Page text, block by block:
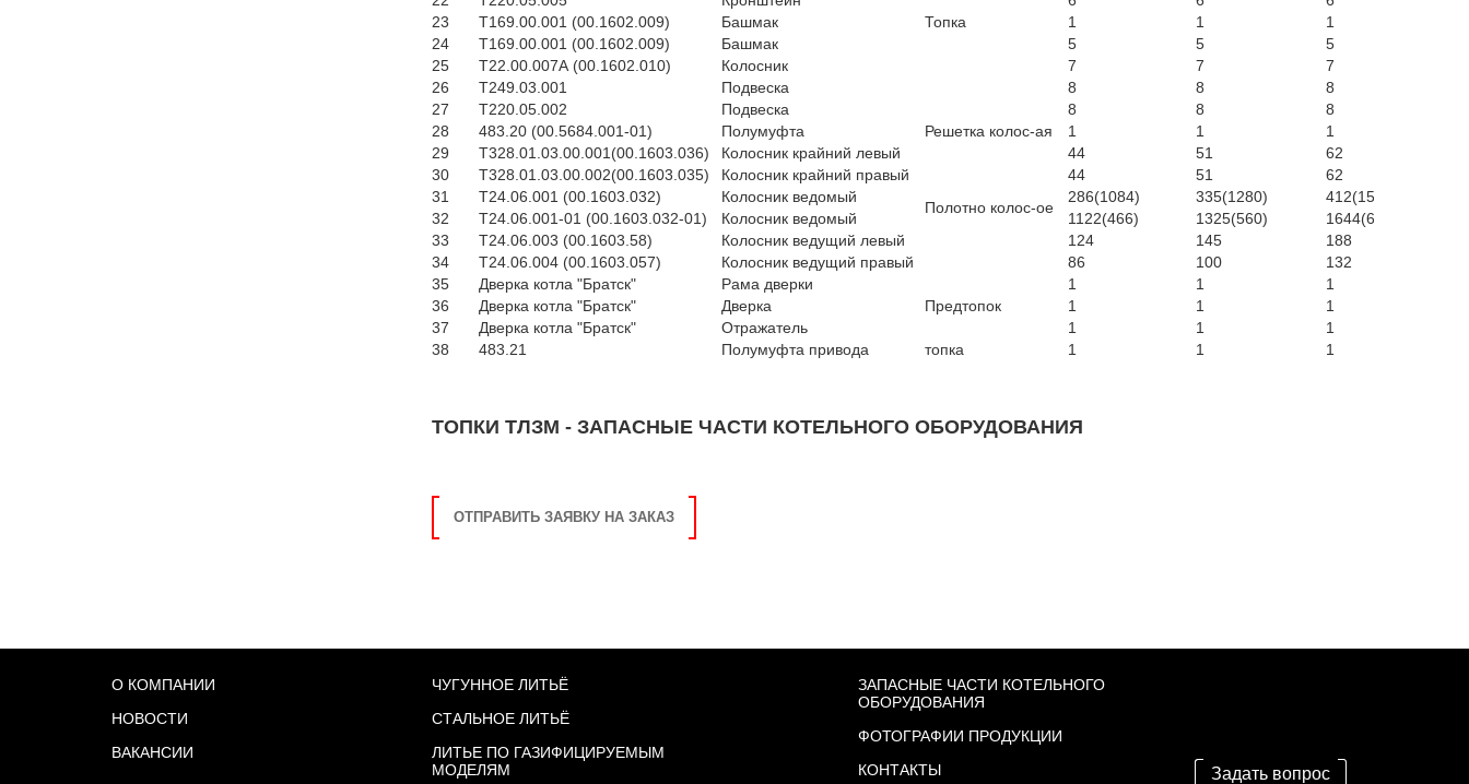
Топка
23
Т169.00.001 (00.1602.009) Башмак 1 1 1
24
Т169.00.001 (00.1602.009) Башмак 5 5 5
25
Т22.00.007А (00.1602.010) Колосник 7 7 7
26
Т249.03.001 Подвеска 8 8 8
27
Т220.05.002 Подвеска 8 8 8
28
483.20 (00.5684.001-01) Полумуфта Решетка колос-ая 1 1 1
29
Т328.01.03.00.001(00.1603.036) Колосник крайний левый
Полотно колос-ое
44 51 62
30
Т328.01.03.00.002(00.1603.035) Колосник крайний правый 44 51 62
31
Т24.06.001 (00.1603.032) Колосник ведомый 286(1084) 335(1280) 412(1588)
32
Т24.06.001-01 (00.1603.032-01) Колосник ведомый 1122(466) 1325(560) 1644(692)
33
Т24.06.003 (00.1603.58) Колосник ведущий левый 124 145 188
34
Т24.06.004 (00.1603.057) Колосник ведущий правый 86 100 132
35
Дверка котла "Братск"
Рама дверки
Предтопок
1 1 1
36
Дверка котла "Братск" Дверка 1 1 1
37
Дверка котла "Братск" Отражатель 1 1 1
38
483.21 Полумуфта привода топка 1 1 1
ТОПКИ ТЛЗМ - ЗАПАСНЫЕ ЧАСТИ КОТЕЛЬНОГО ОБОРУДОВАНИЯ
ОТПРАВИТЬ ЗАЯВКУ НА ЗАКАЗ
О КОМПАНИИ
НОВОСТИ
ВАКАНСИИ
ЧУГУННОЕ ЛИТЬЁ
СТАЛЬНОЕ ЛИТЬЁ
ЛИТЬЕ ПО ГАЗИФИЦИРУЕМЫМ
МОДЕЛЯМ
ЗАПАСНЫЕ ЧАСТИ КОТЕЛЬНОГО
ОБОРУДОВАНИЯ
ФОТОГРАФИИ ПРОДУКЦИИ
КОНТАКТЫ
Задать вопрос